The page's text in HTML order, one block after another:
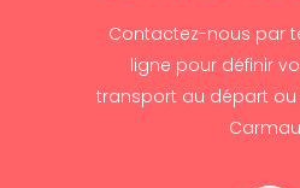
Contactez-nous par
ligne pour définir
transport au départ